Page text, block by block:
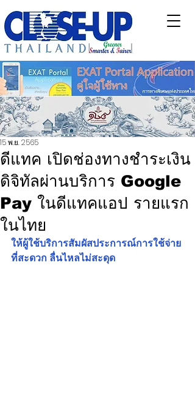
ดีแทค เปิดช่องทางชำระเงิน
ดิจิทัลผ่านบริการ Google
Pay ในดีแทคแอป รายแรก
ในไทย
15 พ.ย. 2565
ให้ผู้ใช้บริการสัมผัสประการณ์การใช้จ่าย
ที่สะดวก ลื่นไหลไม่สะดุด